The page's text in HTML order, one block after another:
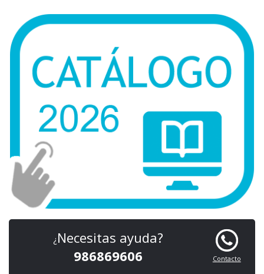
Contacto
¿ Necesitas ayuda?
986869606